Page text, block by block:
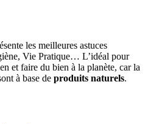
les meilleures astuces
Vie Pratique… L’idéal pour
et faire du bien à la planète, car la
à base de produits naturels.